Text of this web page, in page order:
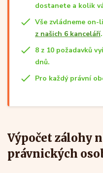
dostanete a kolik
Vše zvládneme
z našich 6 kanceláří.
8 z 10 požadavků
dnů.
Pro každý právní
Výpočet zálohy
právnických